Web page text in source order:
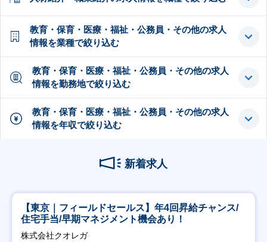
教育・保育・医療・福祉・公務員・その他の求人
情報を業種で絞り込む
教育・保育・医療・福祉・公務員・その他の求人
情報を勤務地で絞り込む
教育・保育・医療・福祉・公務員・その他の求人
情報を年収で絞り込む
新着求人
【東京｜フィールドセールス】年4回昇給チャンス/
住宅手当/早期マネジメント機会あり！
株式会社クオレガ